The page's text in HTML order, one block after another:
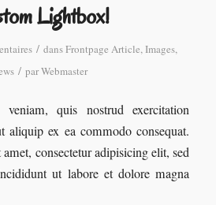
Lightbox!
/ dansFrontpage Article,Images,
/ parWebmaster
quis nostrud exercitation
aliquip ex ea commodo consequat.
consectetur adipisicing elit, sed
ut labore et dolore magna